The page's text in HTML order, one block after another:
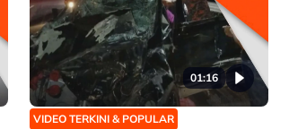
01:16
VIDEO TERKINI & POPULAR